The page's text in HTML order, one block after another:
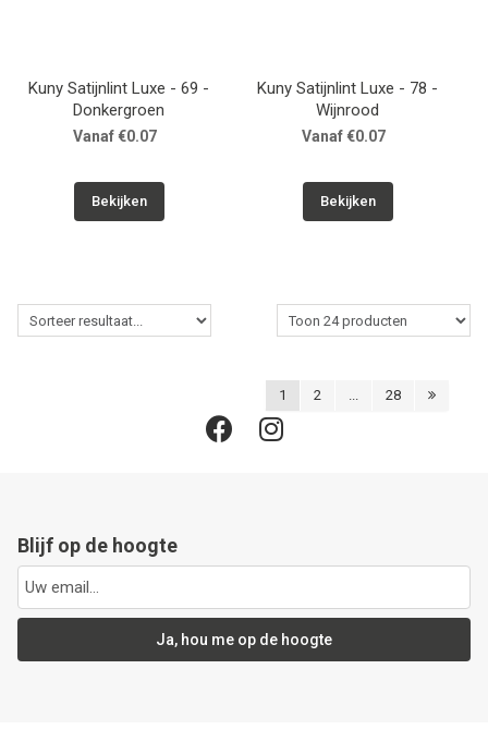
Kuny Satijnlint Luxe - 69 -
Donkergroen
Vanaf €0.07
Bekijken
Kuny Satijnlint Luxe - 78 -
Wijnrood
Vanaf €0.07
Bekijken
1 2 ... 28
Blijf op de hoogte
Ja, hou me op de hoogte